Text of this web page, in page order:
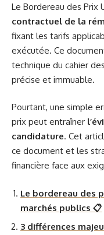
Le Bordereau des Prix
contractuel de la
fixant les tarifs
exécutée. Ce
technique du cahier
précise et immuable.
Pourtant, une simple
prix peut entraîner
candidature. Cet
ce document et les
financière face aux
Le bordereau des
marchés publics 📋
3 différences